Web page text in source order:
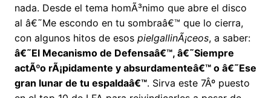
nada. Desde el tema homÃ³nimo que abre el disco
al â€˜Me escondo en tu sombraâ€™ que lo cierra,
con algunos hitos de esos pielgallinÃ¡ceos, a saber:
â€˜El Mecanismo de Defensaâ€™, â€˜Siempre
actÃºo rÃ¡pidamente y absurdamenteâ€™ o â€˜Ese
gran lunar de tu espaldaâ€™. Sirva este 7Âº puesto